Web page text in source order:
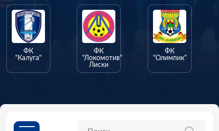
ФК
"Калуга"
ФК
"Локомотив"
Лиски
ФК
"Олимпик"